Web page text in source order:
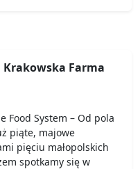
Farma
Food System – Od pola
piąte, majowe
pięciu małopolskich
spotkamy się w